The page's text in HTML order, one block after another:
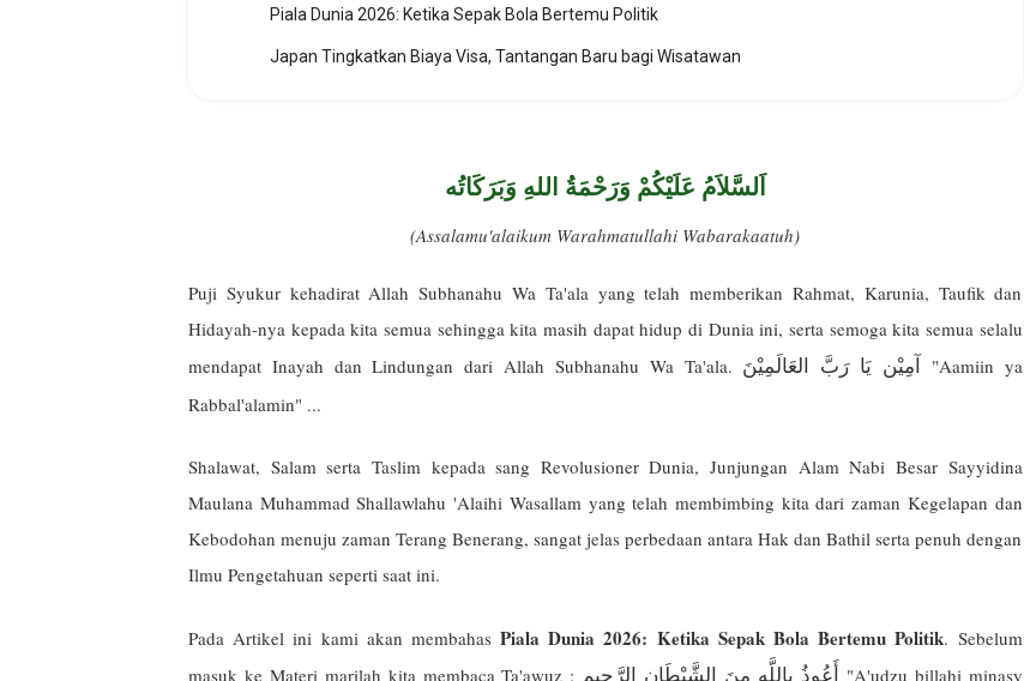
Piala Dunia 2026: Ketika Sepak Bola Bertemu Politik
Japan Tingkatkan Biaya Visa, Tantangan Baru bagi Wisatawan
اَلسَّلاَمُ عَلَيْكُمْ وَرَحْمَةُ اللهِ وَبَرَكَاتُه
(Assalamu'alaikum Warahmatullahi Wabarakaatuh)
Puji Syukur kehadirat Allah Subhanahu Wa Ta'ala yang telah memberikan Rahmat, Karunia, Taufik dan
Hidayah-nya kepada kita semua sehingga kita masih dapat hidup di Dunia ini, serta semoga kita semua selalu
mendapat Inayah dan Lindungan dari Allah Subhanahu Wa Ta'ala. آمِيْن يَا رَبَّ العَالَمِيْنَ "Aamiin ya
Rabbal'alamin" ...
Shalawat, Salam serta Taslim kepada sang Revolusioner Dunia, Junjungan Alam Nabi Besar Sayyidina
Maulana Muhammad Shallawlahu 'Alaihi Wasallam yang telah membimbing kita dari zaman Kegelapan dan
Kebodohan menuju zaman Terang Benerang, sangat jelas perbedaan antara Hak dan Bathil serta penuh dengan
Ilmu Pengetahuan seperti saat ini.
Pada Artikel ini kami akan membahasPiala Dunia 2026: Ketika Sepak Bola Bertemu Politik. Sebelum
masuk ke Materi marilah kita membaca Ta'awuz : أَعُوذُ بِاللَّهِ مِنَ الشَّيْطَانِ الرَّجِيمِ "A'udzu billahi minasy